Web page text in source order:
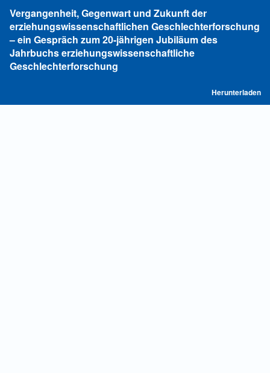
Artikeldetails
zurückkehren
Vergangenheit, Gegenwart und Zukunft der
erziehungswissenschaftlichen Geschlechterforschung
– ein Gespräch zum 20-jährigen Jubiläum des
Jahrbuchs erziehungswissenschaftliche
Geschlechterforschung
Herunterladen